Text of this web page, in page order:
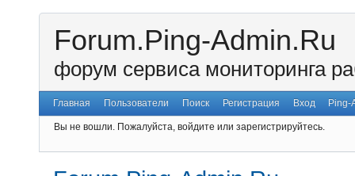
Forum.Ping-Admin.Ru
форум сервиса мониторинга
Главная Пользователи Поиск Регистрация Вход Ping-
Вы не вошли. Пожалуйста, войдите или зарегистрируйтесь.